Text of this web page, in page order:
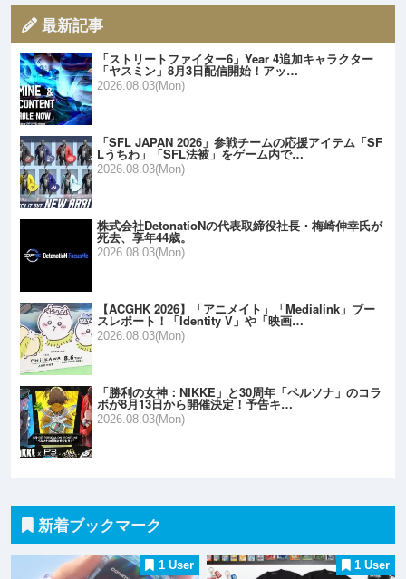
最新記事
「ストリートファイター6」Year 4追加キャラクター
「ヤスミン」8月3日配信開始！アッ…
2026.08.03(Mon)
「SFL JAPAN 2026」参戦チームの応援アイテム「SF
Lうちわ」「SFL法被」をゲーム内で…
2026.08.03(Mon)
株式会社DetonatioNの代表取締役社長・梅崎伸幸氏が
死去、享年44歳。
2026.08.03(Mon)
【ACGHK 2026】「アニメイト」「Medialink」ブー
スレポート！「Identity V」や「映画…
2026.08.03(Mon)
「勝利の女神：NIKKE」と30周年「ペルソナ」のコラ
ボが8月13日から開催決定！予告キ…
2026.08.03(Mon)
新着ブックマーク
1 User 1 User